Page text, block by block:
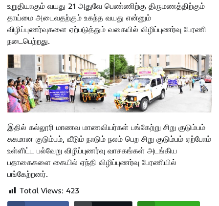
உறுதியாகும் வயது 21 அதுவே பெண்ணிற்கு திருமணத்திற்கும்
தாய்மை அடைவதற்கும் உகந்த வயது என்னும்
விழிப்புணர்வுகளை ஏற்படுத்தும் வகையில் விழிப்புணர்வு பேரணி
நடைபெற்றது.
இதில் கல்லூரி மாணவ மாணவியர்கள் பங்கேற்று சிறு குடும்பம்
சுகமான குடும்பம், வீடும் நாடும் நலம் பெற சிறு குடும்பம் ஏற்போம்
உள்ளிட்ட பல்வேறு விழிப்புணர்வு வாசகங்கள் அடங்கிய
பதாகைகளை கையில் ஏந்தி விழிப்புணர்வு பேரணியில்
பங்கேற்றனர்.
Total Views: 423